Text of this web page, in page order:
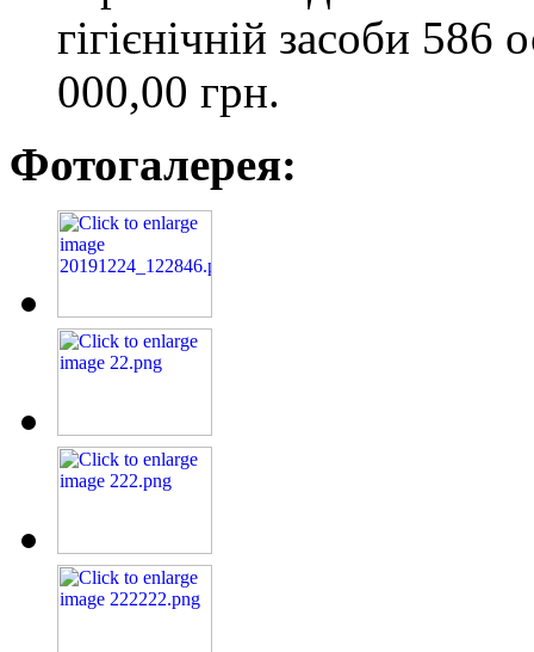
гігієнічній засоби
000,00 грн.
Фотогалерея: